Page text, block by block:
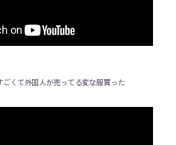
ごくて外国人が売ってる変な服買った